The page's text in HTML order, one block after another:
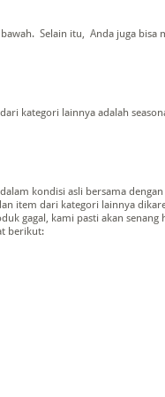
Selain itu, Anda juga bisa
kategori lainnya adalah
kondisi asli bersama
item dari kategori lainnya
gagal, kami pasti akan
berikut: